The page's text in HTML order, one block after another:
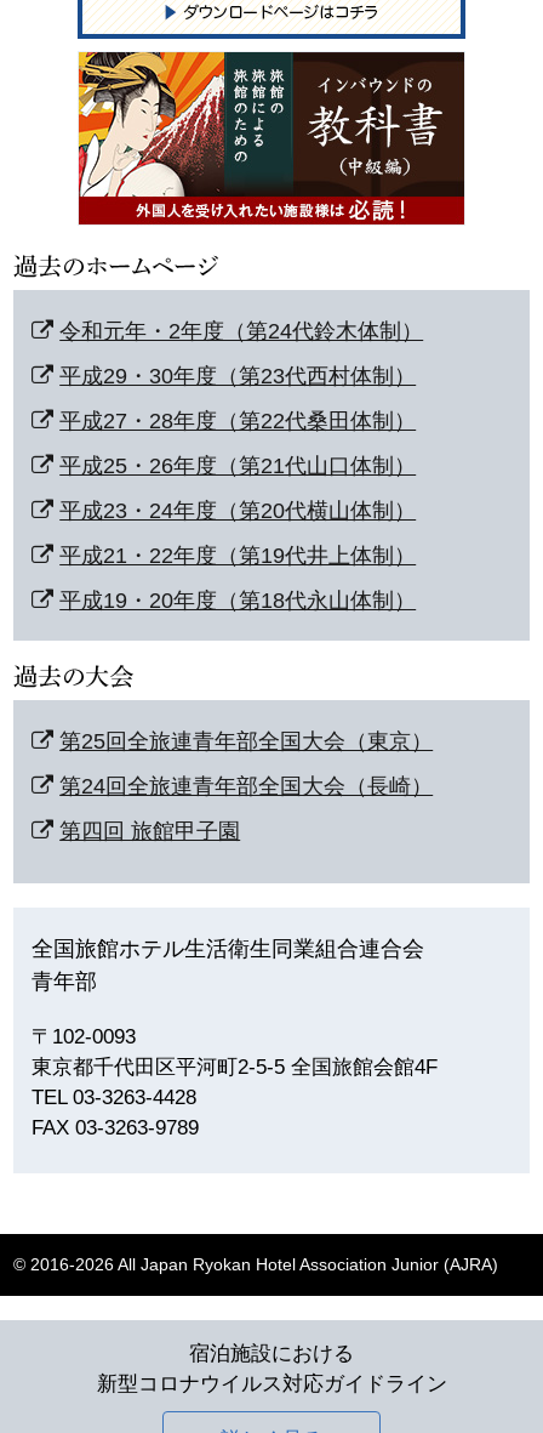
令和元年・2年度（第24代鈴木体制）
平成29・30年度（第23代西村体制）
平成27・28年度（第22代桑田体制）
平成25・26年度（第21代山口体制）
平成23・24年度（第20代横山体制）
平成21・22年度（第19代井上体制）
平成19・20年度（第18代永山体制）
第25回全旅連青年部全国大会（東京）
第24回全旅連青年部全国大会（長崎）
第四回 旅館甲子園
全国旅館ホテル生活衛生同業組合連合会
青年部
〒102-0093
東京都千代田区平河町2-5-5 全国旅館会館4F
TEL 03-3263-4428
FAX 03-3263-9789
© 2016-2026 All Japan Ryokan Hotel Association Junior (AJRA)
宿泊施設における
新型コロナウイルス対応ガイドライン